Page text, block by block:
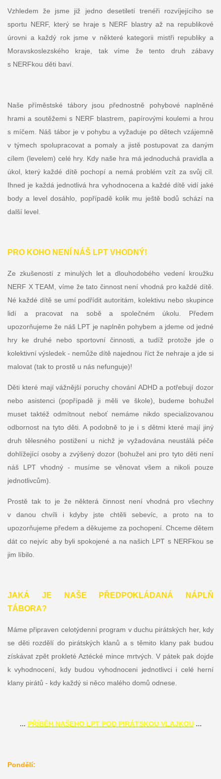
Vzhledem že jsme již jedno desetiletí trenéři rozvíjejícího se
sportu NERF, který se hraje s NERF blastry až na republikové
úrovni a každý rok jsme v některé kategorii mistři republiky a
Moravskoslezského kraje, tak víme že tento druh zábavy
s NERFkou děti baví.
Naše příměstské tábory jsou přednostně pohybové naplněné
hrami a soutěžemi s NERF blastrem, papírovými koulemi a hrou
s míčem. Náš tábor je v pohybu a vyžaduje po dětech vzájemně
v týmech spolupracovat a pomaly a jistě postupovat za daným
cílem (levelem) celé hry. Kdy naše hra má jednoduchá pravidla a
úkol, který každé dítě pochopí a nemá problém vzít za svůj cíl.
Ihned je každá jednotlivá hra vyhodnocena a každé dítě vidí jaké
body a level dosáhlo, popřípadě kolik mu ještě bodů schází na
další level.
PRO KOHO NENÍ NÁŠ LPT VHODNÝ!
Ze zkušeností z minulých let a dlouhodobého vedení kroužku
NERF X TEAM, víme že tato činnost není vhodná pro každé dítě.
Né každé dítě se umí podřídit autoritám, kolektivu nebo skupince
lidí a pracovat na sobě a společném úkolu. Předem
upozorňujeme že náš LPT je naplněn pohybem a jdeme od jedné
hry ke druhé nebo sportovní činnosti, a tudíž protože jde o
kolektivní výsledek - nemůže dítě najednou říct že nehraje a jde si
malovat (tak to prostě u nás nefunguje)!
Děti které mají vážnější poruchy chování ADHD a potřebují dozor
nebo asistenci (popřípadě ji měli ve škole), budeme bohužel
muset taktéž odmítnout neboť nemáme nikdo specializovanou
odbornost na tyto děti. A podobně to je i s dětmi které mají jiný
druh tělesného postižení u nichž je vyžadována neustálá péče
dohlížející osoby a zvýšený dozor (bohužel ani pro tyto děti není
náš LPT vhodný - musíme se věnovat všem a nikoli pouze
jednotlivcům).
Prostě tak to je že některá činnost není vhodná pro všechny
v danou chvíli i kdyby jste chtěli sebevíc, a proto na to
upozorňujeme předem a děkujeme za pochopení. Chceme dětem
dát co nejvíc aby byli spokojené a na našich LPT s NERFkou se
jim líbilo.
JAKÁ JE NAŠE PŘEDPOKLÁDANÁ NÁPLŇ
TÁBORA?
Máme připraven celotýdenní program v duchu pirátských her, kdy
se děti rozdělí do pirátských klanů a s těmito klany pak budou
získávat zpět prokleté Aztécké mince mrtvých. V pátek pak dojde
k vyhodnocení, kdy budou vyhodnoceni jednotlivci i celé herní
klany pirátů - kdy každý si něco malého domů odnese.
... PŘÍBĚH NAŠEHO LPT POD PIRÁTSKOU VLAJKOU...
Pondělí: